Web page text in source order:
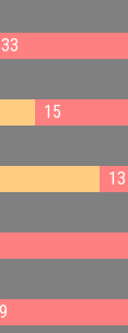
33
15
13
9